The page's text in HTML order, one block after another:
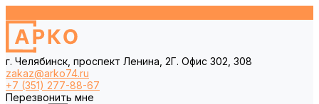
г. Челябинск, проспект Ленина, 2Г. Офис 302, 308
zakaz@arko74.ru
+7 (351) 277-88-67
Перезвонить мне